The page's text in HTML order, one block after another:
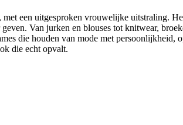
een uitgesproken vrouwelijke uitstraling.
Van jurken en blouses tot knitwear,
die houden van mode met persoonlijkheid,
die echt opvalt.